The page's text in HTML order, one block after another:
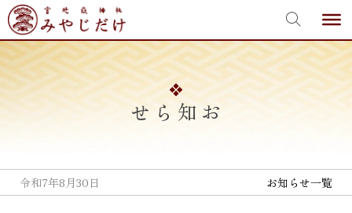
Skip
to
content
お知らせ
令和7年8月30日 お知らせ一覧